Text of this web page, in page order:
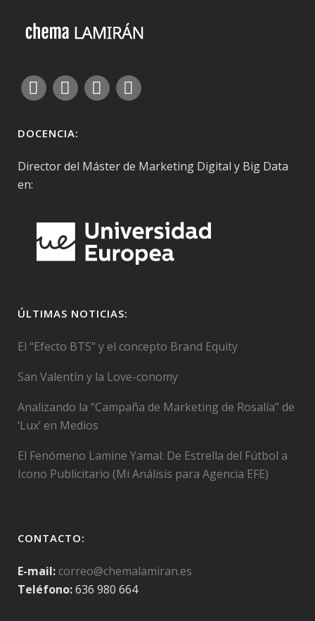
DOCENCIA:
Director del Máster de Marketing Digital y Big Data
en:
ÚLTIMAS NOTICIAS:
El “Efecto BTS” y el concepto Brand Equity
San Valentín y la Love-conomy
Analizando la “Campaña de Marketing de Rosalía” de
‘Lux’ en Medios
El Fenómeno Lamine Yamal: De Estrella del Fútbol a
Icono Publicitario (Mi Análisis para Agencia EFE)
CONTACTO:
E-mail: correo@chemalamiran.es
Teléfono:636 980 664